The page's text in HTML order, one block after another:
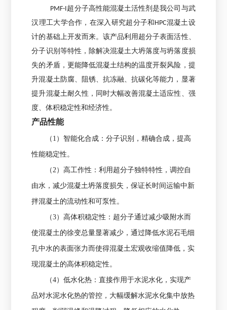
PMF-I超分子高性能混凝土活性剂是我公司与武
汉理工大学合作，在深入研究超分子和HPC混凝土设
计的基础上开发而来。该产品利用超分子表面活性、
分子识别等特性，除解决混凝土大坍落度与坍落度损
失的矛盾，更能降低混凝土结构的温度开裂风险，提
升混凝土防腐、阻锈、抗冻融、抗碳化等能力，显著
提升混凝土耐久性，同时大幅改善混凝土适应性、强
度、体积稳定性和经济性。
产品性能
（1）智能化合成：分子识别，精确合成，提高
性能稳定性。
（2）高工作性：利用超分子独特特性，调控自
由水，减少混凝土坍落度损失，保证长时间运输中新
拌混凝土的流动性和可泵性。
（3）高体积稳定性：超分子通过减少吸附水而
使混凝土的徐变总量显著减少，通过降低水泥石毛细
孔中水的表面张力而使得混凝土宏观收缩值降低，实
现混凝土的高体积稳定性。
（4）低水化热：直接作用于水泥水化，实现产
品对水泥水化热的管控，大幅缓解水泥水化集中放热